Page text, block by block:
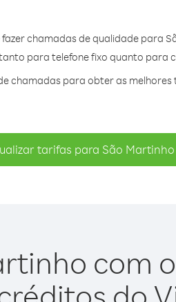
chamadas de qualidade para
para telefone fixo quanto para
chamadas para obter as
tarifas para São Martinho
com